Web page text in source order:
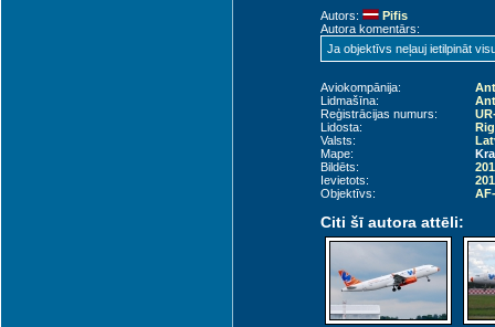
Autors:
Pifis
Autora komentārs:
Ja objektīvs neļauj ietilpināt
Aviokompānija:
Lidmašīna:
Reģistrācijas numurs:
Lidosta:
Valsts:
Mape:
Bildēts:
Ievietots:
Objektīvs:
Citi šī autora attēli: